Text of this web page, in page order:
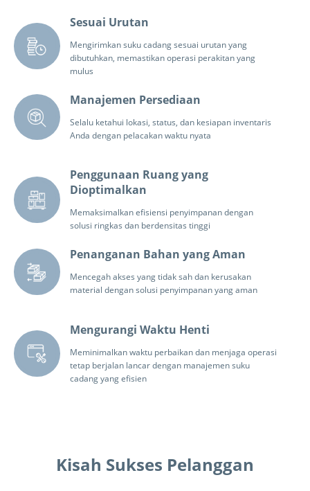
Sesuai Urutan
Mengirimkan suku cadang sesuai urutan yang
dibutuhkan, memastikan operasi perakitan yang
mulus
Manajemen Persediaan
Selalu ketahui lokasi, status, dan kesiapan inventaris
Anda dengan pelacakan waktu nyata
Penggunaan Ruang yang
Dioptimalkan
Memaksimalkan efisiensi penyimpanan dengan
solusi ringkas dan berdensitas tinggi
Penanganan Bahan yang Aman
Mencegah akses yang tidak sah dan kerusakan
material dengan solusi penyimpanan yang aman
Mengurangi Waktu Henti
Meminimalkan waktu perbaikan dan menjaga operasi
tetap berjalan lancar dengan manajemen suku
cadang yang efisien
Kisah Sukses Pelanggan